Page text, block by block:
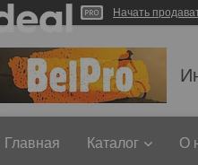
Начать
Главная Каталог О